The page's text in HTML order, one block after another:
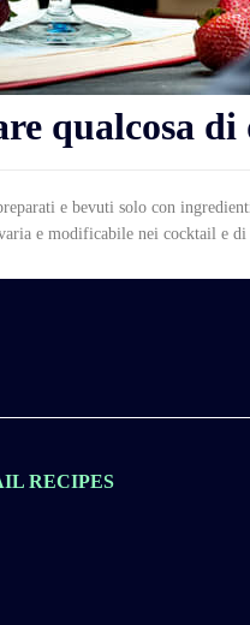
qualcosa di
e bevuti solo con
e modificabile nei cocktail e
RECIPES